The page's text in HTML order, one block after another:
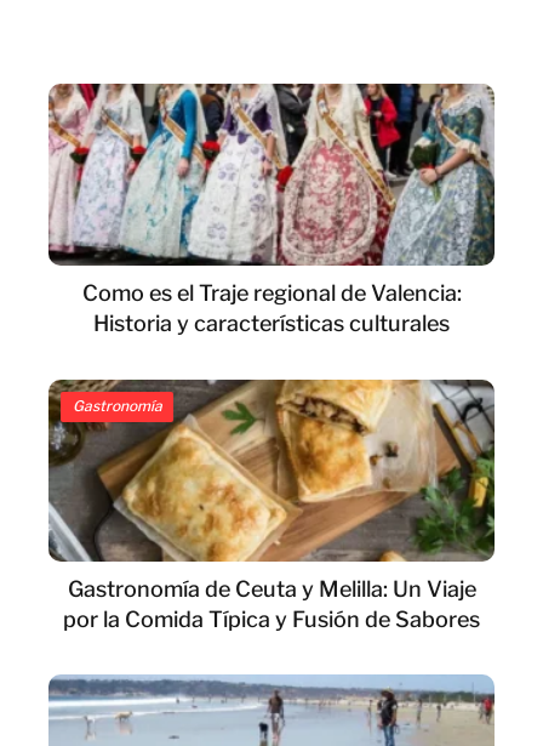
Como es el Traje regional de Valencia:
Historia y características culturales
Gastronomía
Gastronomía de Ceuta y Melilla: Un Viaje
por la Comida Típica y Fusión de Sabores